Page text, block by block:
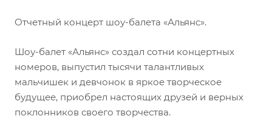
Отчетный концерт шоу-балета «Альянс».
Шоу-балет «Альянс» создал сотни концертных
номеров, выпустил тысячи талантливых
мальчишек и девчонок в яркое творческое
будущее, приобрел настоящих друзей и верных
поклонников своего творчества.